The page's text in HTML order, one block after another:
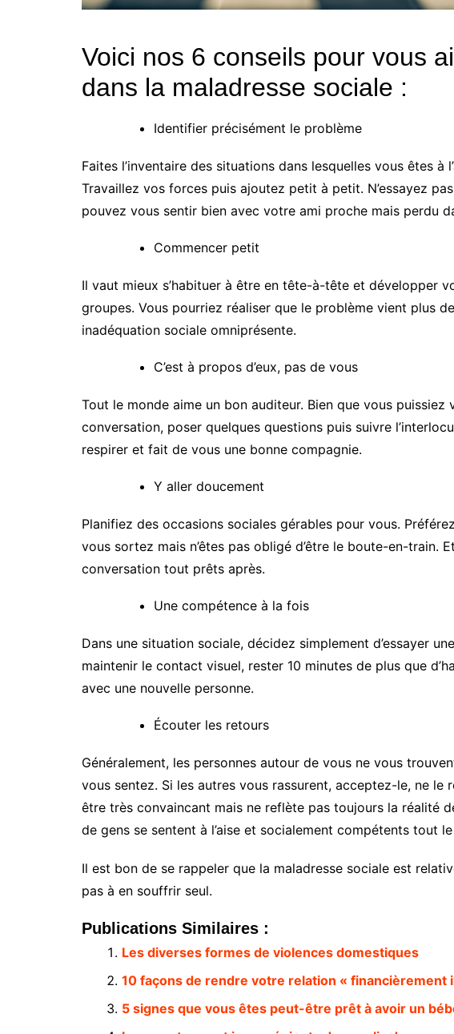
Voici nos 6 conseils pour vous
dans la maladresse sociale :
Identifier précisément le problème
Faites l’inventaire des situations dans lesquelles vous êtes à
Travaillez vos forces puis ajoutez petit à petit. N’essayez
pouvez vous sentir bien avec votre ami proche mais perdu
Commencer petit
Il vaut mieux s’habituer à être en tête-à-tête et développer
groupes. Vous pourriez réaliser que le problème vient plus
inadéquation sociale omniprésente.
C’est à propos d’eux, pas de vous
Tout le monde aime un bon auditeur. Bien que vous puissiez
conversation, poser quelques questions puis suivre
respirer et fait de vous une bonne compagnie.
Y aller doucement
Planifiez des occasions sociales gérables pour vous.
vous sortez mais n’êtes pas obligé d’être le boute-en-train.
conversation tout prêts après.
Une compétence à la fois
Dans une situation sociale, décidez simplement d’essayer
maintenir le contact visuel, rester 10 minutes de plus que
avec une nouvelle personne.
Écouter les retours
Généralement, les personnes autour de vous ne vous
vous sentez. Si les autres vous rassurent, acceptez-le, ne le
être très convaincant mais ne reflète pas toujours la réalité
de gens se sentent à l’aise et socialement compétents tout
Il est bon de se rappeler que la maladresse sociale est
pas à en souffrir seul.
Publications Similaires :
Les diverses formes de violences domestiques
10 façons de rendre votre relation « financièrement
5 signes que vous êtes peut-être prêt à avoir un